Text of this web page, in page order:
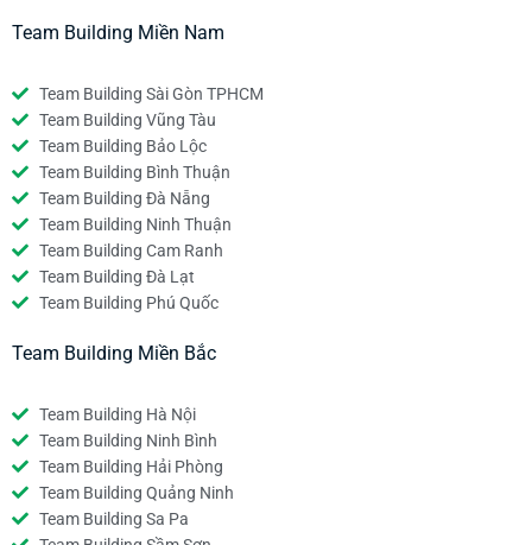
Team Building Miền Nam
Team Building Sài Gòn TPHCM
Team Building Vũng Tàu
Team Building Bảo Lộc
Team Building Bình Thuận
Team Building Đà Nẵng
Team Building Ninh Thuận
Team Building Cam Ranh
Team Building Đà Lạt
Team Building Phú Quốc
Team Building Miền Bắc
Team Building Hà Nội
Team Building Ninh Bình
Team Building Hải Phòng
Team Building Quảng Ninh
Team Building Sa Pa